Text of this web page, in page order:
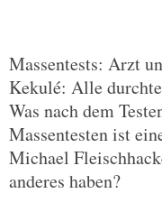
Massentests: Arzt
Kekulé: Alle
Was nach dem
Massentesten ist
Michael
anderes haben?